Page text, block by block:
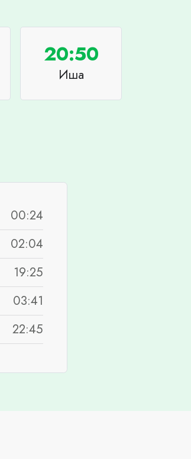
20:50
Иша
00:24
02:04
19:25
03:41
22:45